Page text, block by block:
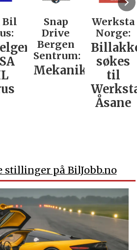
Bil
Snap
Drive
Bergen
Sentrum:
Mekaniker
Werksta
Norge:
søkes
til
Åsane
stillinger på BilJobb.no